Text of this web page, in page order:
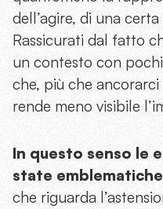
dell’agire, di una
Rassicurati dal fatto
un contesto con
che, più che
rende meno visibile
In questo senso le
state emblematiche
che riguarda